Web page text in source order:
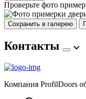
Проверьте фото
Сохранить в галерею
Контакты
Компания ProfilDoors